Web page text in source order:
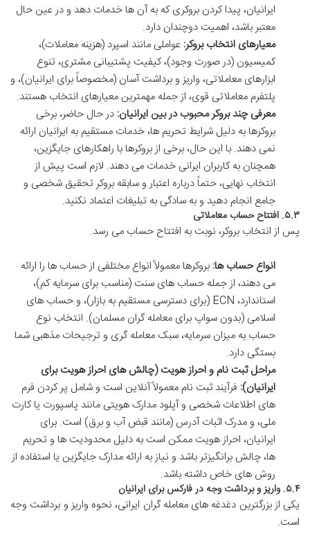
ایرانیان، پیدا کردن بروکری که به آن ها خدمات دهد و در عین حال
معتبر باشد، اهمیت دوچندان دارد.
معیارهای انتخاب بروکر: عواملی مانند اسپرد (هزینه معاملات)،
کمیسیون (در صورت وجود)، کیفیت پشتیبانی مشتری، تنوع
ابزارهای معاملاتی، واریز و برداشت آسان (مخصوصاً برای ایرانیان)، و
پلتفرم معاملاتی قوی، از جمله مهمترین معیارهای انتخاب هستند.
معرفی چند بروکر محبوب در بین ایرانیان: در حال حاضر، برخی
بروکرها به دلیل شرایط تحریم ها، خدمات مستقیم به ایرانیان ارائه
نمی دهند. با این حال، برخی از بروکرها با راهکارهای جایگزین،
همچنان به کاربران ایرانی خدمات می دهند. لازم است پیش از
انتخاب نهایی، حتماً درباره اعتبار و سابقه بروکر تحقیق شخصی و
جامع انجام دهید و به سادگی به تبلیغات اعتماد نکنید.
۵.۳. افتتاح حساب معاملاتی
پس از انتخاب بروکر، نوبت به افتتاح حساب می رسد.
انواع حساب ها: بروکرها معمولاً انواع مختلفی از حساب ها را ارائه
می دهند، از جمله حساب های سنت (مناسب برای سرمایه کم)،
استاندارد، ECN (برای دسترسی مستقیم به بازار)، و حساب های
اسلامی (بدون سواپ برای معامله گران مسلمان). انتخاب نوع
حساب به میزان سرمایه، سبک معامله گری و ترجیحات مذهبی شما
بستگی دارد.
مراحل ثبت نام و احراز هویت (چالش های احراز هویت برای
ایرانیان): فرآیند ثبت نام معمولاً آنلاین است و شامل پر کردن فرم
های اطلاعات شخصی و آپلود مدارک هویتی مانند پاسپورت یا کارت
ملی، و مدرک اثبات آدرس (مانند قبض آب و برق) است. برای
ایرانیان، احراز هویت ممکن است به دلیل محدودیت ها و تحریم
ها، چالش برانگیزتر باشد و نیاز به ارائه مدارک جایگزین یا استفاده از
روش های خاص داشته باشد.
۵.۴. واریز و برداشت وجه در فارکس برای ایرانیان
یکی از بزرگترین دغدغه های معامله گران ایرانی، نحوه واریز و برداشت وجه
است.